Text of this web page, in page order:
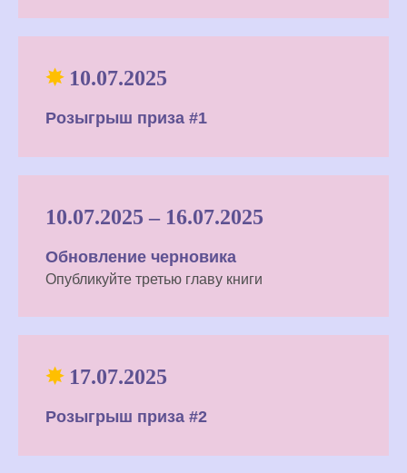
✸ 10.07.2025
Розыгрыш приза #1
10.07.2025 – 16.07.2025
Обновление черновика
Опубликуйте третью главу книги
✸ 17.07.2025
Розыгрыш приза #2